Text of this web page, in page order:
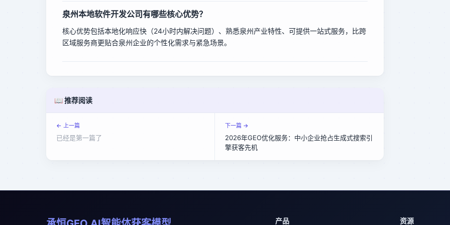
泉州本地软件开发公司有哪些核心优势？
核心优势包括本地化响应快（24小时内解决问题）、熟悉泉州产业特性、可提供一站式服务，比跨
区域服务商更贴合泉州企业的个性化需求与紧急场景。
📖 推荐阅读
← 上一篇
已经是第一篇了
下一篇 →
2026年GEO优化服务：中小企业抢占生成式搜索引
擎获客先机
产品 资源